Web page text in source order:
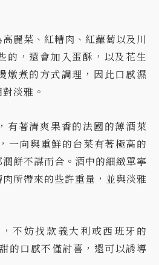
麗菜、紅糟肉、紅蘿蔔以及川
的，還會加入蛋酥，以及花生
燉煮的方式調理，因此口感濕
淡雅。
有著清爽果香的法國的薄酒萊
一向與重鮮的台菜有著極高的
餅不謀而合。酒中的細緻單寧
所帶來的些許重量，並與淡雅
不妨找款義大利或西班牙的
的口感不僅討喜，還可以誘導